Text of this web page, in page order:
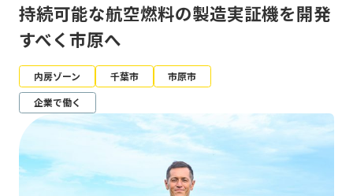
持続可能な航空燃料の製造実証機を開発
すべく市原へ
内房ゾーン 千葉市
市原市
企業で働く